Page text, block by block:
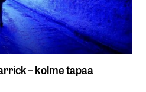
– kolme tapaa